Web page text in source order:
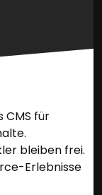
CMS für
bleiben frei.
Erlebnisse